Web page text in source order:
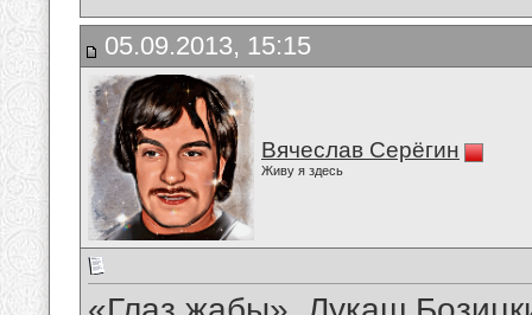
05.09.2013, 15:15
Вячеслав Серёгин
Живу я здесь